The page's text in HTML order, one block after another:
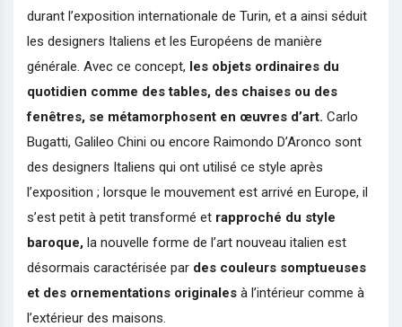
durant l’exposition internationale de Turin, et a ainsi séduit
les designers Italiens et les Européens de manière
générale. Avec ce concept, les objets ordinaires du
quotidien comme des tables, des chaises ou des
fenêtres, se métamorphosent en œuvres d’art. Carlo
Bugatti, Galileo Chini ou encore Raimondo D’Aronco sont
des designers Italiens qui ont utilisé ce style après
l’exposition ; lorsque le mouvement est arrivé en Europe, il
s’est petit à petit transformé et rapproché du style
baroque, la nouvelle forme de l’art nouveau italien est
désormais caractérisée par des couleurs somptueuses
et des ornementations originales à l’intérieur comme à
l’extérieur des maisons.